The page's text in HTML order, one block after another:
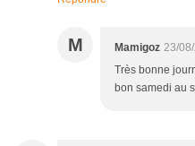
M Mamigoz 23/
Très bonne
bon samedi au